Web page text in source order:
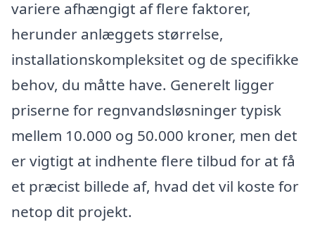
variere afhængigt af flere faktorer,
herunder anlæggets størrelse,
installationskompleksitet og de specifikke
behov, du måtte have. Generelt ligger
priserne for regnvandsløsninger typisk
mellem 10.000 og 50.000 kroner, men det
er vigtigt at indhente flere tilbud for at få
et præcist billede af, hvad det vil koste for
netop dit projekt.